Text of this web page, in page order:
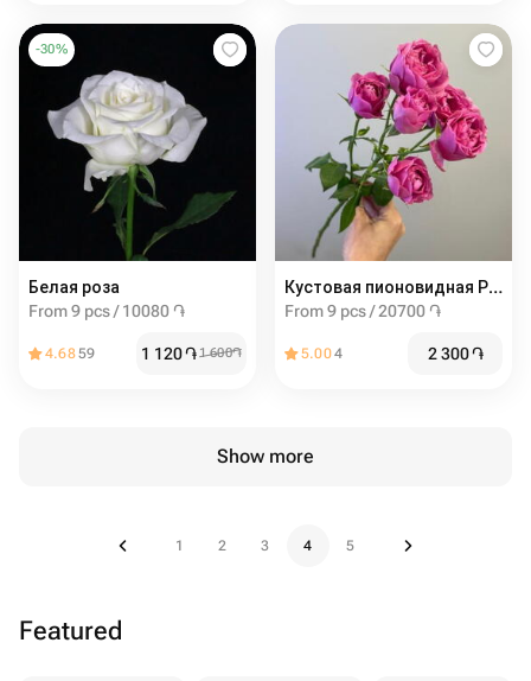
-30%
Белая роза
From 9 pcs / 10080 ֏
4.6859 1 120֏1 600֏
Кустовая пионовидная Роза Баблс
From 9 pcs / 20700 ֏
5.004 2 300֏
Show more
1 2 3 4 5
Featured